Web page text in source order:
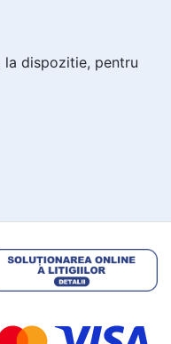
la dispozitie, pentru